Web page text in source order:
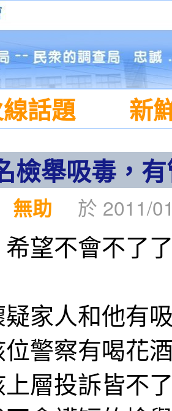
話題 新
檢舉吸毒，
無助 於 2011/
望不會不了
家人和他有
警察有喝花
上層投訴皆不